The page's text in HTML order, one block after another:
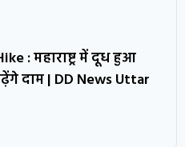
: महाराष्ट्र में दूध हुआ
दाम | DD News Uttar